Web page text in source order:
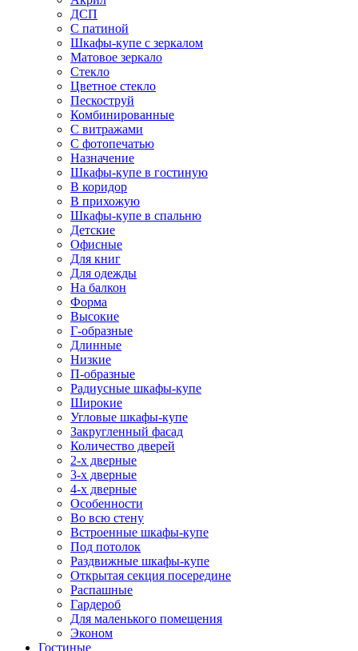
ДСП
С патиной
Шкафы-купе с зеркалом
Матовое зеркало
Стекло
Цветное стекло
Пескоструй
Комбинированные
С витражами
С фотопечатью
Назначение
Шкафы-купе в гостиную
В коридор
В прихожую
Шкафы-купе в спальню
Детские
Офисные
Для книг
Для одежды
На балкон
Форма
Высокие
Г-образные
Длинные
Низкие
П-образные
Радиусные шкафы-купе
Широкие
Угловые шкафы-купе
Закругленный фасад
Количество дверей
2-х дверные
3-х дверные
4-х дверные
Особенности
Во всю стену
Встроенные шкафы-купе
Под потолок
Раздвижные шкафы-купе
Открытая секция посередине
Распашные
Гардероб
Для маленького помещения
Эконом
Гостиные